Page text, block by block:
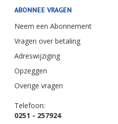
ABONNEE VRAGEN
Neem een Abonnement
Vragen over betaling
Adreswijziging
Opzeggen
Overige vragen
Telefoon:
0251 - 257924